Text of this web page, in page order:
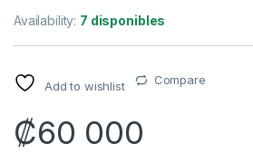
Availability: 7 disponibles
Add to wishlist Compare
₡60 000